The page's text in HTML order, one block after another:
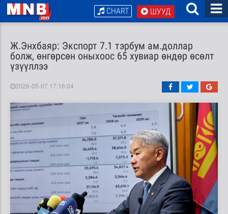
ШУУД
CHART
Ж.Энхбаяр: Экспорт 7.1 тэрбум ам.доллар
болж, өнгөрсөн оныхоос 65 хувиар өндөр өсөлт
үзүүллээ
2026-05-07 17:16:04